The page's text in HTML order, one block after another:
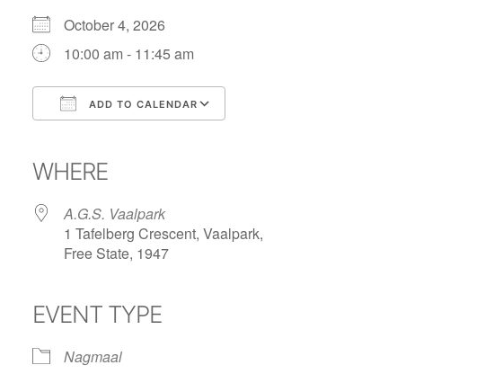
October 4, 2026
10:00 am - 11:45 am
ADD TO CALENDAR
WHERE
A.G.S. Vaalpark
1 Tafelberg Crescent, Vaalpark,
Free State, 1947
EVENT TYPE
Nagmaal